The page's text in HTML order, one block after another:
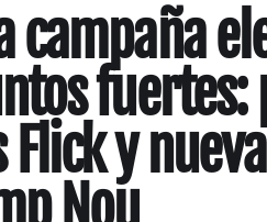
campaña
fuertes:
y